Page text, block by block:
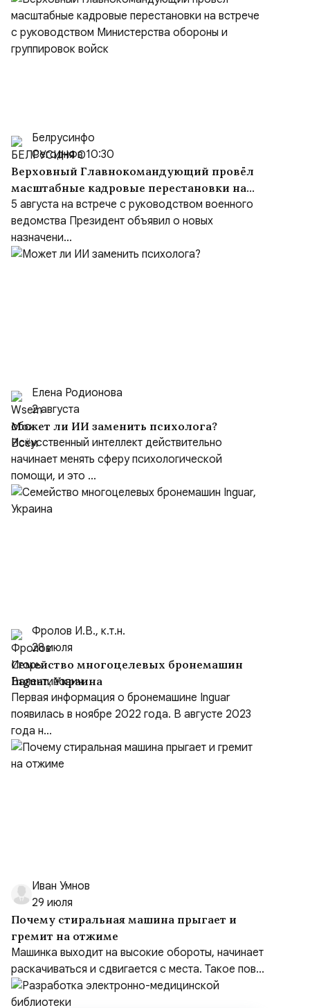
Белрусинфо
Сегодня в 10:30
Верховный Главнокомандующий провёл
масштабные кадровые перестановки на
встрече с руководством Министерства
обороны и группировок войск
5 августа на встрече с руководством военного
ведомства Президент объявил о новых
назначени...
Елена Родионова
2 августа
Может ли ИИ заменить психолога?
Искусственный интеллект действительно
начинает менять сферу психологической
помощи, и это ...
Фролов И.В., к.т.н.
28 июля
Семейство многоцелевых бронемашин
Inguar, Украина
Первая информация о бронемашине Inguar
появилась в ноябре 2022 года. В августе 2023
года н...
Иван Умнов
29 июля
Почему стиральная машина прыгает и
гремит на отжиме
Машинка выходит на высокие обороты, начинает
раскачиваться и сдвигается с места. Такое пов...